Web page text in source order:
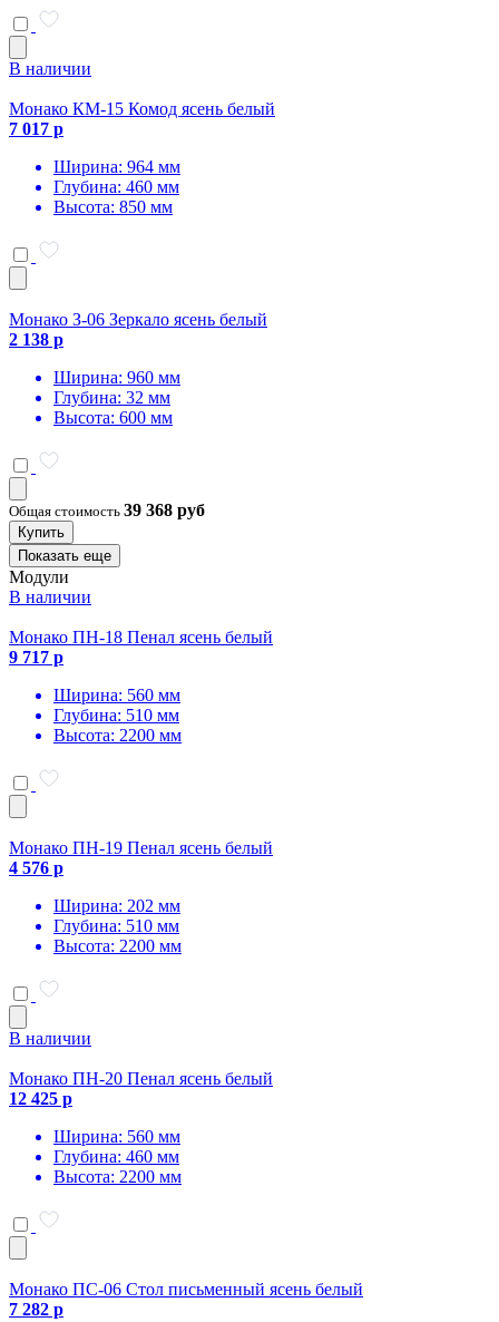
В наличии
Монако КМ-15 Комод ясень белый
7 017 р
Ширина: 964 мм
Глубина: 460 мм
Высота: 850 мм
Монако З-06 Зеркало ясень белый
2 138 р
Ширина: 960 мм
Глубина: 32 мм
Высота: 600 мм
Общая стоимость 39 368 руб
Купить
Показать еще
Модули
В наличии
Монако ПН-18 Пенал ясень белый
9 717 р
Ширина: 560 мм
Глубина: 510 мм
Высота: 2200 мм
Монако ПН-19 Пенал ясень белый
4 576 р
Ширина: 202 мм
Глубина: 510 мм
Высота: 2200 мм
В наличии
Монако ПН-20 Пенал ясень белый
12 425 р
Ширина: 560 мм
Глубина: 460 мм
Высота: 2200 мм
Монако ПС-06 Стол письменный ясень белый
7 282 р